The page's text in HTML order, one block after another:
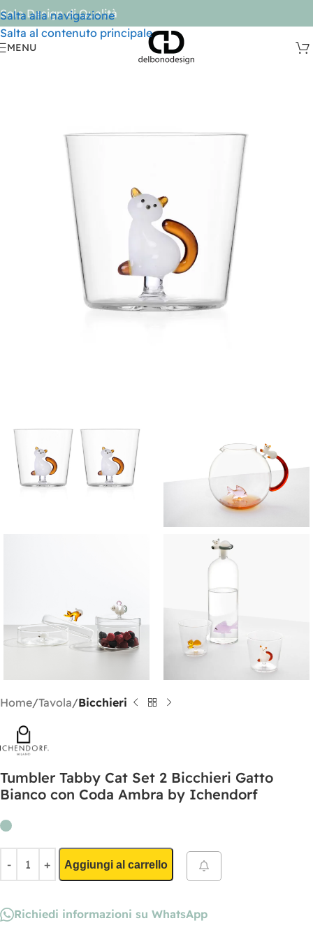
Salta alla navigazione
Salta al contenuto principale
Solo Design di Qualità
MENU
Home Tavola Bicchieri
Tumbler Tabby Cat Set 2 Bicchieri Gatto
Bianco con Coda Ambra by Ichendorf
Aggiungi al carrello
Richiedi informazioni su WhatsApp